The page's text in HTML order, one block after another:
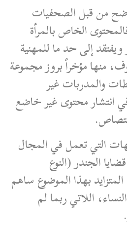
من قبل الصحفيات
الخاص بالمرأة
إلى حد ما للمهنية
منها مؤخراً بروز مجموعة
والمدربات غير
انتشار محتوى غير خاضع
التي تعمل في المجال
الجندر (النوع
بهذا الموضوع ساهم
اللاتي ربما لم